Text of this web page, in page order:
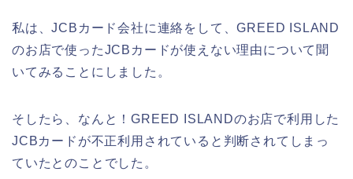
私は、JCBカード会社に連絡をして、GREED ISLAND
のお店で使ったJCBカードが使えない理由について聞
いてみることにしました。
そしたら、なんと！GREED ISLANDのお店で利用した
JCBカードが不正利用されていると判断されてしまっ
ていたとのことでした。